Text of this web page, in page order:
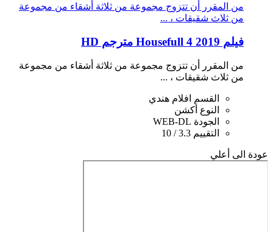
من المقرر أن تتزوج مجموعة من ثلاثة أشقاء من مجموعة
من ثلاث شقيقات ، ...
فيلم Housefull 4 2019 مترجم HD
من المقرر أن تتزوج مجموعة من ثلاثة أشقاء من مجموعة
من ثلاث شقيقات ، ...
القسم
افلام هندي
النوع أكشن
الجودة WEB-DL
التقييم 3.3 / 10
عودة الى أعلي